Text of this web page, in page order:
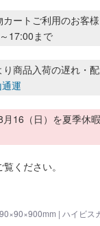
カートご利用のお客
17:00まで
商品入荷の遅れ・
運
16（日）を夏季休
ください。
| ハイビス